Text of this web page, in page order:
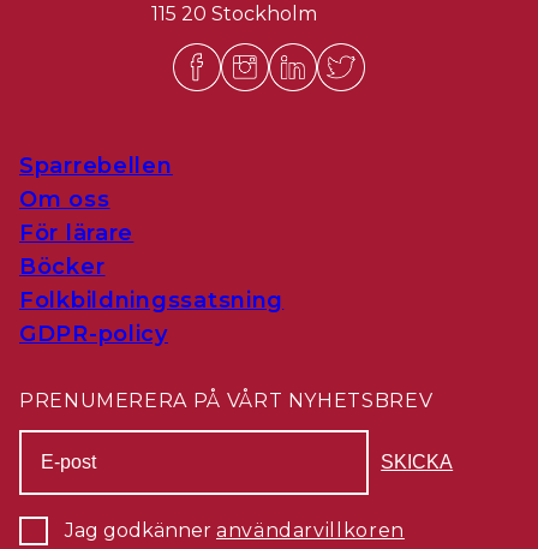
115 20 Stockholm
Sparrebellen
Om oss
För lärare
Böcker
Folkbildningssatsning
GDPR-policy
PRENUMERERA PÅ VÅRT NYHETSBREV
Jag godkänner användarvillkoren